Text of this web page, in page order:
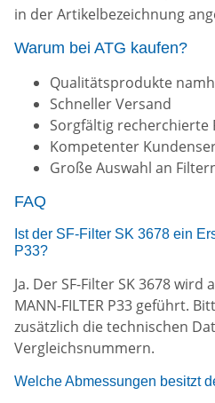
in der Artikelbezeichnung
Warum bei ATG kaufen?
Qualitätsprodukte
Schneller Versand
Sorgfältig recherchierte
Kompetenter
Große Auswahl an
FAQ
Ist der SF-Filter SK 3678 ein
P33?
Ja. Der SF-Filter SK 3678
MANN-FILTER P33 geführt.
zusätzlich die technischen
Vergleichsnummern.
Welche Abmessungen besitzt